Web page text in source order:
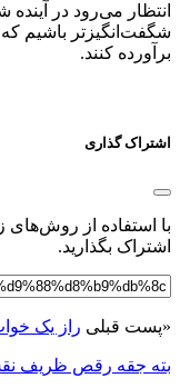
انتظار می‌رود در
شگفت‌انگیزتر باشیم که
برآورده کنند.
اشتراک گذاری
با استفاده از روش‌های
اشتراک بگذارید.
«پست قبلی راز یک
بته جقه رقص ظریف نقش